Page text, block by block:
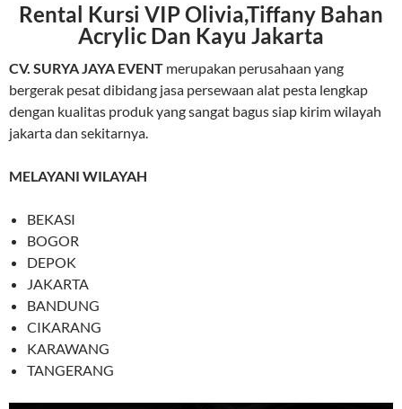
Rental Kursi VIP Olivia,Tiffany Bahan
Acrylic Dan Kayu Jakarta
CV. SURYA JAYA EVENT merupakan perusahaan yang
bergerak pesat dibidang jasa persewaan alat pesta lengkap
dengan kualitas produk yang sangat bagus siap kirim wilayah
jakarta dan sekitarnya.
MELAYANI WILAYAH
BEKASI
BOGOR
DEPOK
JAKARTA
BANDUNG
CIKARANG
KARAWANG
TANGERANG